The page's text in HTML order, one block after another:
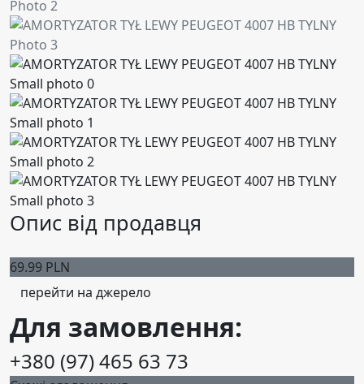
Опис від продавця
69.99 PLN
перейти на джерело
Для замовлення:
+380 (97) 465 63 73